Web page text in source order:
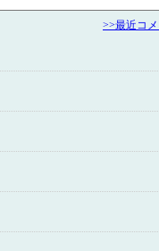
>>最近コ